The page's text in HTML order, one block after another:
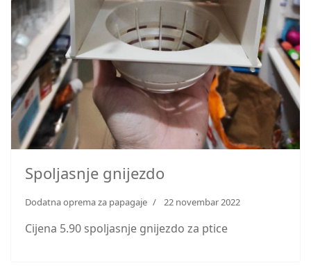
Spoljasnje gnijezdo
Dodatna oprema za papagaje 22 novembar 2022
Cijena 5.90 spoljasnje gnijezdo za ptice